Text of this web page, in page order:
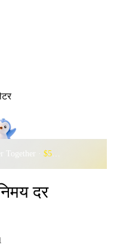
Together · $500,000
दर